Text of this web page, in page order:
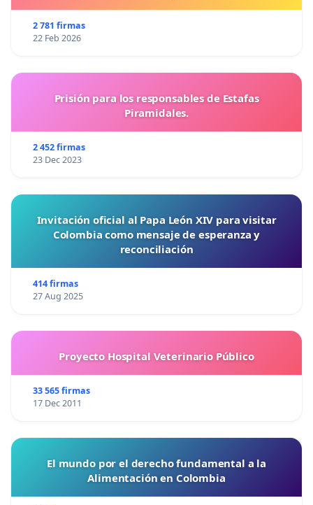
2 781 firmas
22 Feb 2026
Prisión para los responsables de Estafas
Piramidales.
2 452 firmas
23 Dec 2023
Invitación oficial al Papa León XIV para visitar
Colombia como mensaje de esperanza y
reconciliación
414 firmas
27 Aug 2025
Proyecto Hospital Veterinario Público
33 565 firmas
17 Dec 2011
El mundo por el derecho fundamental a la
Alimentación en Colombia